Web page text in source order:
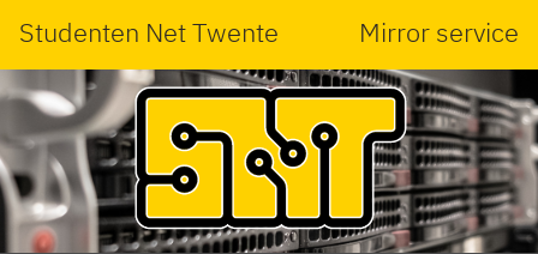
Studenten Net Twente Mirror service